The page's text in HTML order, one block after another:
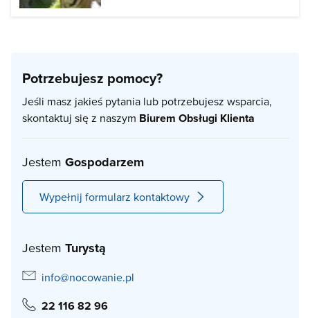
Potrzebujesz pomocy?
Jeśli masz jakieś pytania lub potrzebujesz wsparcia,
skontaktuj się z naszym Biurem Obsługi Klienta
Jestem Gospodarzem
Wypełnij formularz kontaktowy
Jestem Turystą
info@nocowanie.pl
22 116 82 96